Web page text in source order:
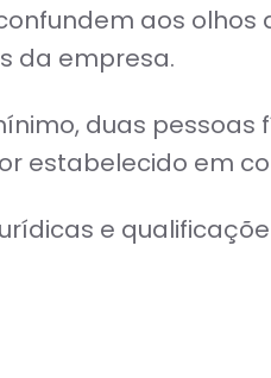
aos olhos
da empresa.
duas pessoas
estabelecido em
e